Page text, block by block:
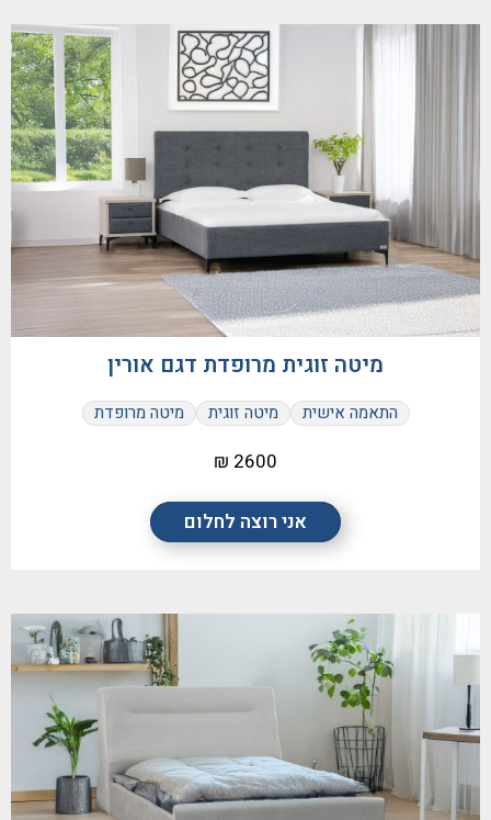
אני רוצה לחלום
מיטה זוגית מרופדת דגם אורין
התאמה אישית מיטה זוגית מיטה מרופדת
2600 ₪